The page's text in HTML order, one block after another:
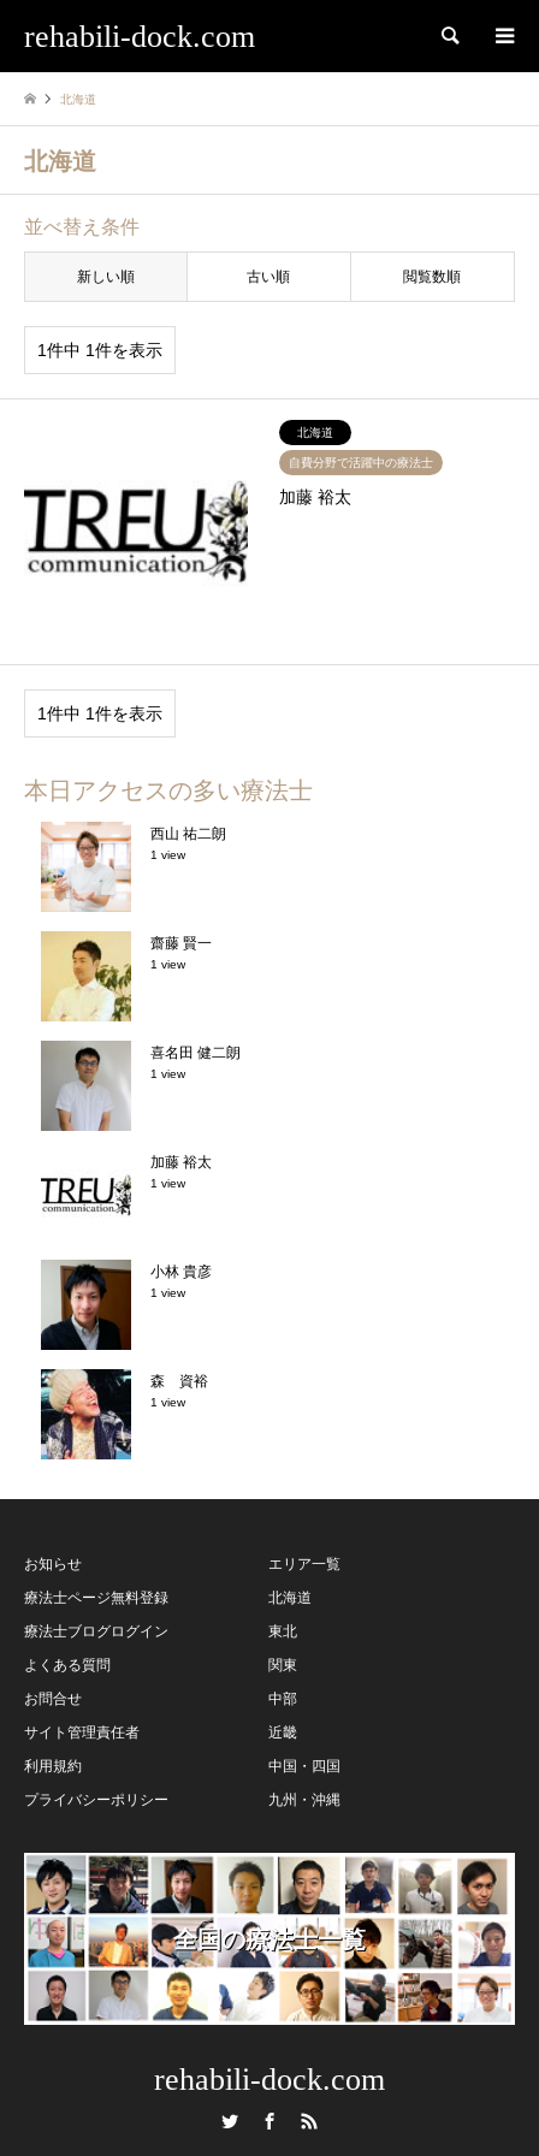
rehabili-dock.com 検索
北海道
北海道
並べ替え条件
新しい順 古い順 閲覧数順
1件中 1件を表示
北海道
自費分野で活躍中の療法士
加藤 裕太
1件中 1件を表示
本日アクセスの多い療法士
西山 祐二朗
1 view
齋藤 賢一
1 view
喜名田 健二朗
1 view
加藤 裕太
1 view
小林 貴彦
1 view
森 資裕
1 view
お知らせ
療法士ページ無料登録
療法士ブログログイン
よくある質問
お問合せ
サイト管理責任者
利用規約
プライバシーポリシー
エリア一覧
北海道
東北
関東
中部
近畿
中国・四国
九州・沖縄
全国の療法士一覧
rehabili-dock.com